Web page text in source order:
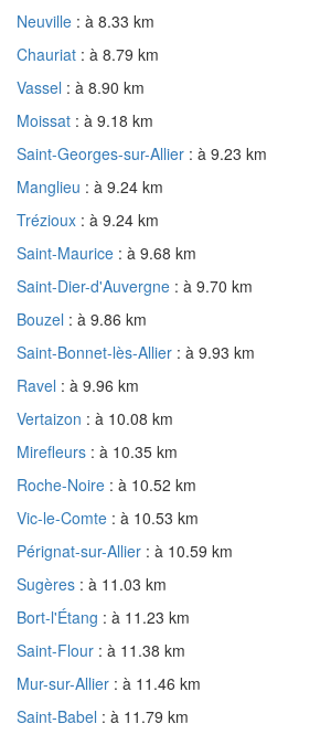
Neuville : à 8.33 km
Chauriat : à 8.79 km
Vassel : à 8.90 km
Moissat : à 9.18 km
Saint-Georges-sur-Allier : à 9.23 km
Manglieu : à 9.24 km
Trézioux : à 9.24 km
Saint-Maurice : à 9.68 km
Saint-Dier-d'Auvergne : à 9.70 km
Bouzel : à 9.86 km
Saint-Bonnet-lès-Allier : à 9.93 km
Ravel : à 9.96 km
Vertaizon : à 10.08 km
Mirefleurs : à 10.35 km
Roche-Noire : à 10.52 km
Vic-le-Comte : à 10.53 km
Pérignat-sur-Allier : à 10.59 km
Sugères : à 11.03 km
Bort-l'Étang : à 11.23 km
Saint-Flour : à 11.38 km
Mur-sur-Allier : à 11.46 km
Saint-Babel : à 11.79 km